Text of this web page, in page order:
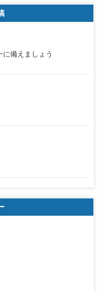
備えましょう